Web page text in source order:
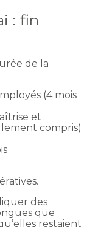
: fin
de la
(4 mois
et
compris)
des
que
restaient